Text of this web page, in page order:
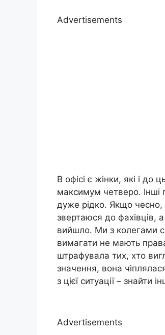
Advertisements
В офісі є жінки, які і до
максимум четверо. Інші
дуже рідко. Якщо
звертаюся до
вийшло. Ми з колегами
вимагати не мають
штрафувала тих, хто
значення, вона
з цієї ситуації – знайти
Advertisements